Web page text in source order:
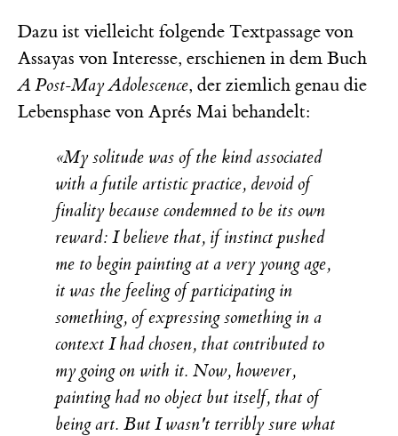
Dazu ist vielleicht folgende Textpassage von
Assayas von Interesse, erschienen in dem Buch
A Post-May Adolescence, der ziemlich genau die
Lebensphase von Aprés Mai behandelt:
«My solitude was of the kind associated
with a futile artistic practice, devoid of
finality because condemned to be its own
reward: I believe that, if instinct pushed
me to begin painting at a very young age,
it was the feeling of participating in
something, of expressing something in a
context I had chosen, that contributed to
my going on with it. Now, however,
painting had no object but itself, that of
being art. But I wasn't terribly sure what